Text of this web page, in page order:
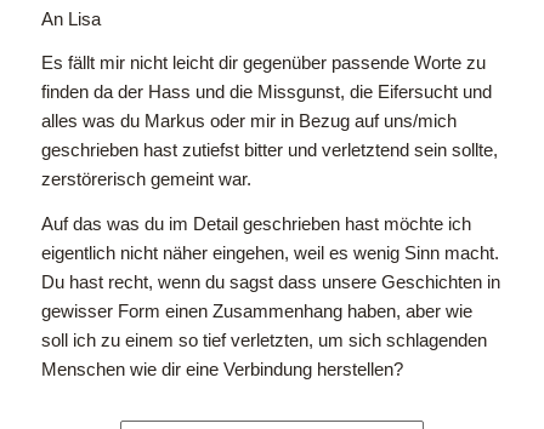
An Lisa
Es fällt mir nicht leicht dir gegenüber passende Worte zu
finden da der Hass und die Missgunst, die Eifersucht und
alles was du Markus oder mir in Bezug auf uns/mich
geschrieben hast zutiefst bitter und verletztend sein sollte,
zerstörerisch gemeint war.
Auf das was du im Detail geschrieben hast möchte ich
eigentlich nicht näher eingehen, weil es wenig Sinn macht.
Du hast recht, wenn du sagst dass unsere Geschichten in
gewisser Form einen Zusammenhang haben, aber wie
soll ich zu einem so tief verletzten, um sich schlagenden
Menschen wie dir eine Verbindung herstellen?